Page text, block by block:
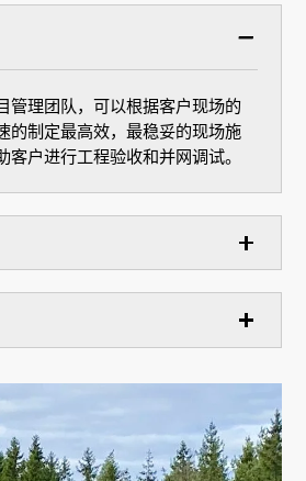
管理团队，可以根据客户现场的
的制定最高效，最稳妥的现场施
客户进行工程验收和并网调试。